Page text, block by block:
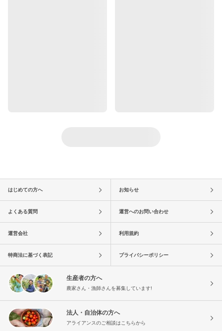
はじめての方へ お知らせ
よくある質問 運営へのお問い合わせ
運営会社 利用規約
特商法に基づく表記 プライバシーポリシー
生産者の方へ
農家さん・漁師さんを募集しています!
法人・自治体の方へ
アライアンスのご相談はこちらから